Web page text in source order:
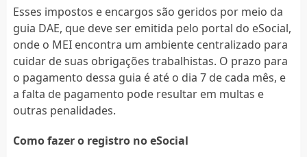
Esses impostos e encargos são geridos por meio da
guia DAE, que deve ser emitida pelo portal do eSocial,
onde o MEI encontra um ambiente centralizado para
cuidar de suas obrigações trabalhistas. O prazo para
o pagamento dessa guia é até o dia 7 de cada mês, e
a falta de pagamento pode resultar em multas e
outras penalidades.
Como fazer o registro no eSocial